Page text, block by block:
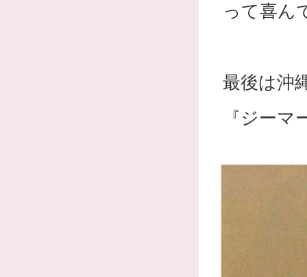
って喜ん
最後は沖
『ジー